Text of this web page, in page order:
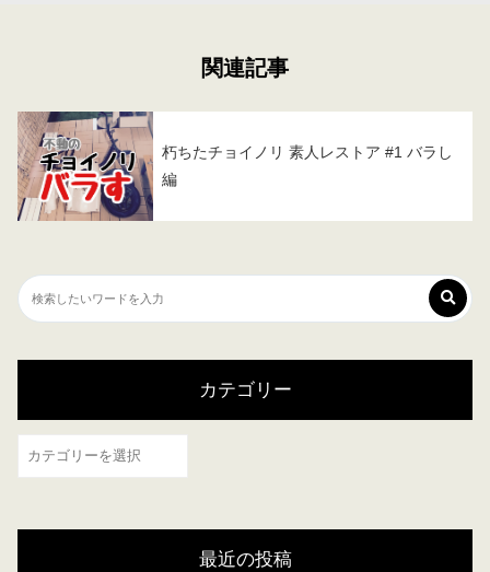
関連記事
朽ちたチョイノリ 素人レストア #1 バラし
編
カテゴリー
カ
最近の投稿